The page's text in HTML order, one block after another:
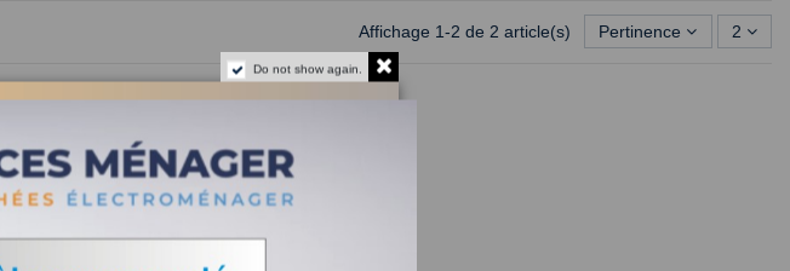
Affichage 1-2 de 2 article(s) Pertinence 2
Do not show again.